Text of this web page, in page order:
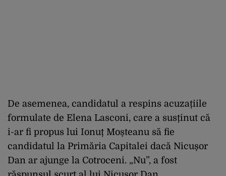
De asemenea, candidatul a respins acuzațiile
formulate de Elena Lasconi, care a susținut că
i-ar fi propus lui Ionuț Moșteanu să fie
candidatul la Primăria Capitalei dacă Nicușor
Dan ar ajunge la Cotroceni. „Nu”, a fost